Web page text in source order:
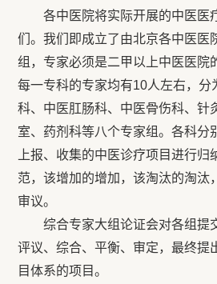
各中医院将实际开展的中医医
们。我们即成立了由北京各中医医
组，专家必须是二甲以上中医医院
每一专科的专家均有10人左右，分
科、中医肛肠科、中医骨伤科、针
室、药剂科等八个专家组。各科分
上报、收集的中医诊疗项目进行归
范，该增加的增加，该淘汰的淘汰
审议。
综合专家大组论证会对各组提
评议、综合、平衡、审定，最终提
目体系的项目。